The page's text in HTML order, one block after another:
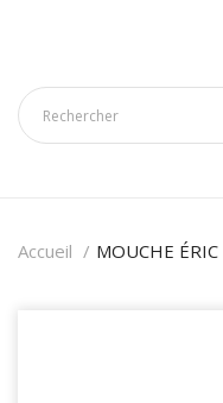
Accueil MOUCHE